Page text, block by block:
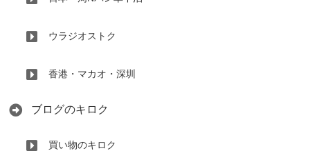
ウラジオストク
香港・マカオ・深圳
ブログのキロク
買い物のキロク